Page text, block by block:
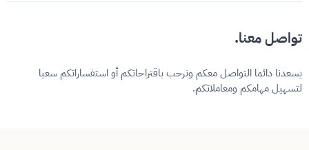
تواصل معنا.
يسعدنا دائما التواصل معكم ونرحب باقتراحاتكم أو استفساراتكم سعيا
لتسهيل مهامكم ومعاملاتكم.